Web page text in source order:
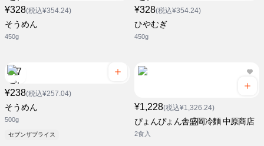
¥328(税込¥354.24)
そうめん
450g
¥328(税込¥354.24)
ひやむぎ
450g
¥238(税込¥257.04)
そうめん
500g
セブンザプライス
¥1,228(税込¥1,326.24)
ぴょんぴょん舎盛岡冷麵 中原商店
2食入